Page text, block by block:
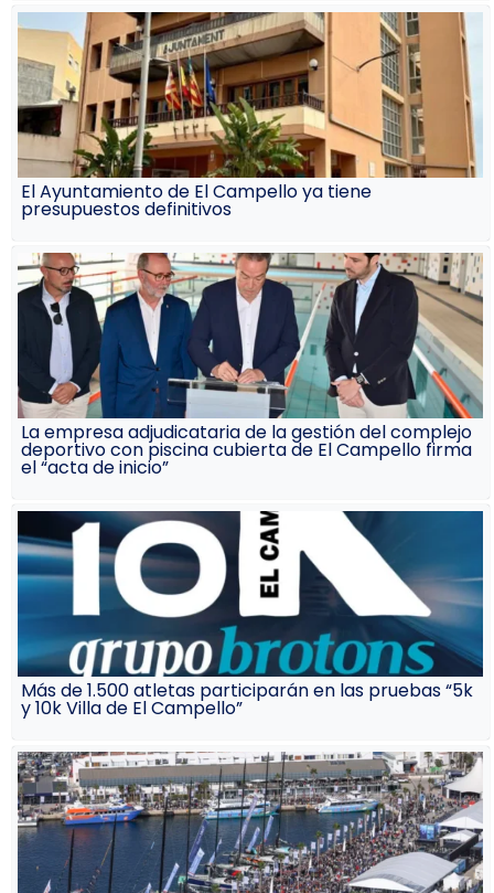
El Ayuntamiento de El Campello ya tiene
presupuestos definitivos
La empresa adjudicataria de la gestión del complejo
deportivo con piscina cubierta de El Campello firma
el “acta de inicio”
Más de 1.500 atletas participarán en las pruebas “5k
y 10k Villa de El Campello”